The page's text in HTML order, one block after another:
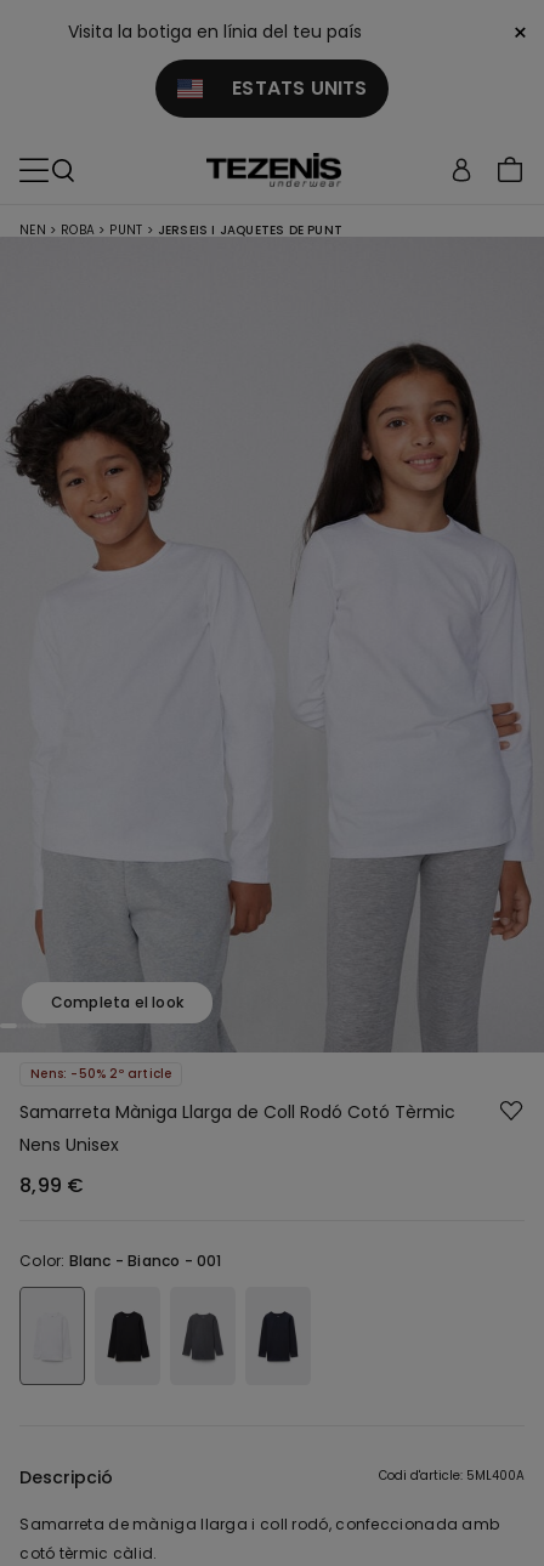
Visita la botiga en línia del teu país
ESTATS UNITS
×
NEN > ROBA > PUNT > JERSEIS I JAQUETES DE PUNT
Completa el look
Nens: -50% 2º article
Samarreta Màniga Llarga de Coll Rodó Cotó Tèrmic
Nens Unisex
8,99 €
Color: Blanc -Bianco - 001
Descripció Codi d'article: 5ML400A
Samarreta de màniga llarga i coll rodó, confeccionada amb
cotó tèrmic càlid.